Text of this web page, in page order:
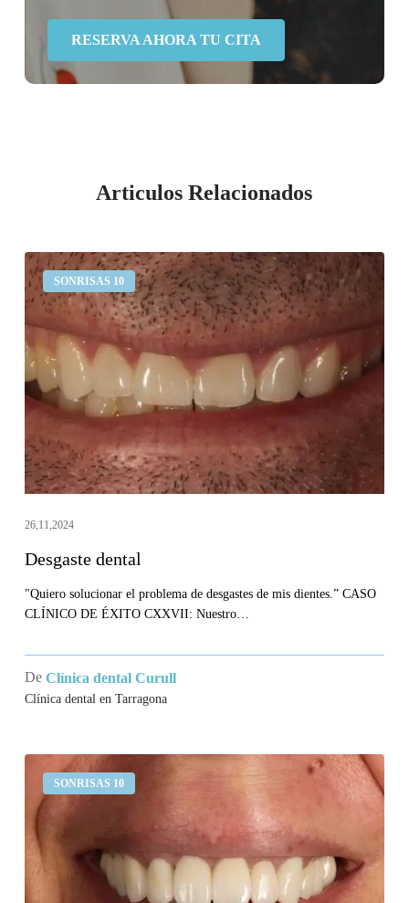
RESERVA AHORA TU CITA
Articulos Relacionados
SONRISAS 10
Desgaste
dental
26,11,2024
Desgaste dental
"Quiero solucionar el problema de desgastes de mis dientes.” CASO
CLÍNICO DE ÉXITO CXXVII: Nuestro…
De Clínica dental Curull
Clínica dental en Tarragona
SONRISAS 10
sangran
las
encías